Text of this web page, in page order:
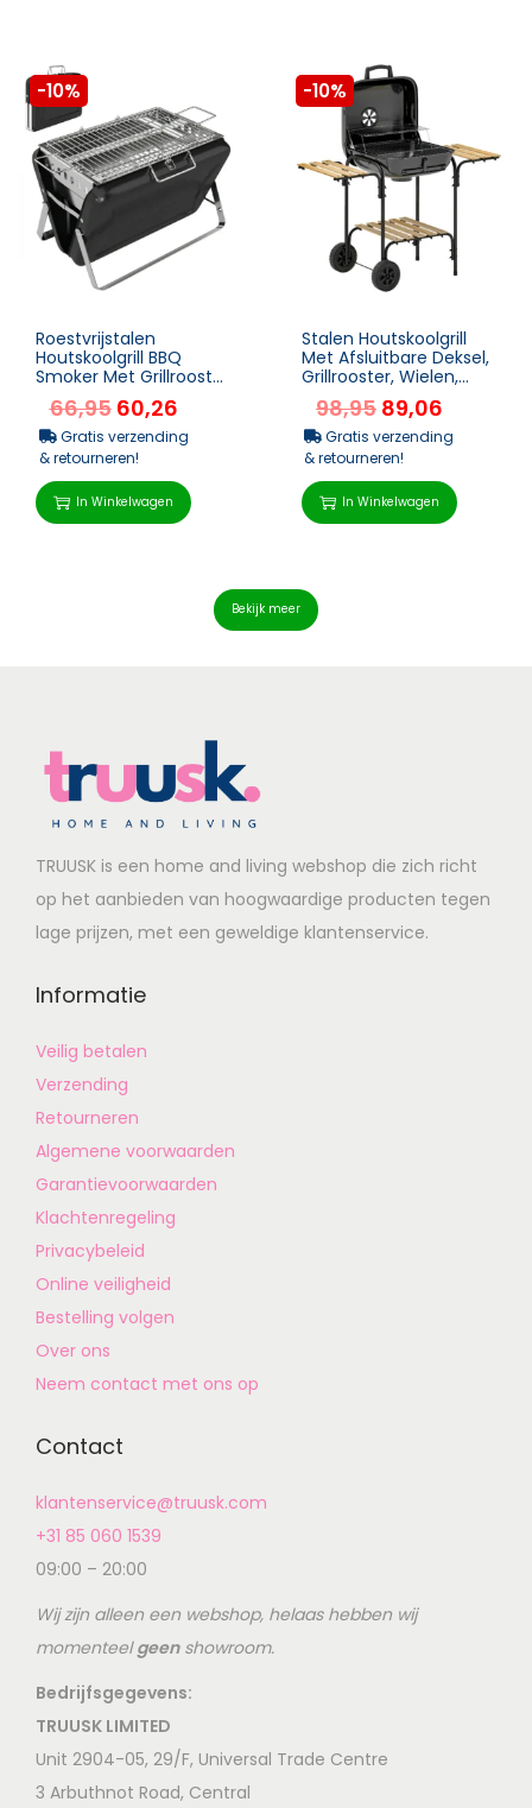
-10%
Roestvrijstalen
Houtskoolgrill BBQ
Smoker Met Grillrooster
Handvat Inklapbare
Poten Voor Barbecue
Ca...
66,95 60,26
Gratis verzending
& retourneren!
In Winkelwagen
-10%
Stalen Houtskoolgrill
Met Afsluitbare Deksel,
Grillrooster, Wielen,
Handvat, Houten Plank
98 X 54 X ...
98,95 89,06
Gratis verzending
& retourneren!
In Winkelwagen
Bekijk meer
TRUUSK is een home and living webshop die zich richt
op het aanbieden van hoogwaardige producten tegen
lage prijzen, met een geweldige klantenservice.
Informatie
Veilig betalen
Verzending
Retourneren
Algemene voorwaarden
Garantievoorwaarden
Klachtenregeling
Privacybeleid
Online veiligheid
Bestelling volgen
Over ons
Neem contact met ons op
Contact
klantenservice@truusk.com
+31 85 060 1539
09:00 – 20:00
Wij zijn alleen een webshop, helaas hebben wij
momenteelgeenshowroom.
Bedrijfsgegevens:
TRUUSK LIMITED
Unit 2904-05, 29/F, Universal Trade Centre
3 Arbuthnot Road, Central